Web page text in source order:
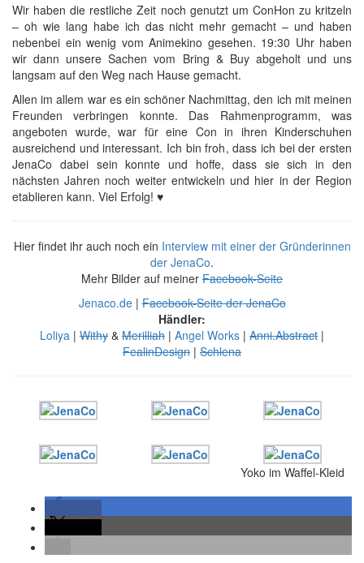
Wir haben die restliche Zeit noch genutzt um ConHon zu kritzeln
– oh wie lang habe ich das nicht mehr gemacht – und haben
nebenbei ein wenig vom Animekino gesehen. 19:30 Uhr haben
wir dann unsere Sachen vom Bring & Buy abgeholt und uns
langsam auf den Weg nach Hause gemacht.
Allen im allem war es ein schöner Nachmittag, den ich mit meinen
Freunden verbringen konnte. Das Rahmenprogramm, was
angeboten wurde, war für eine Con in ihren Kinderschuhen
ausreichend und interessant. Ich bin froh, dass ich bei der ersten
JenaCo dabei sein konnte und hoffe, dass sie sich in den
nächsten Jahren noch weiter entwickeln und hier in der Region
etablieren kann. Viel Erfolg! ♥
Hier findet ihr auch noch ein Interview mit einer der Gründerinnen
der JenaCo.
Mehr Bilder auf meiner Facebook-Seite
Jenaco.de|Facebook-Seite der JenaCo
Händler:
Loliya | Withy & Merilliah | Angel Works | Anni.Abstract |
FealinDesign | Schlena
Yoko im Waffel-Kleid